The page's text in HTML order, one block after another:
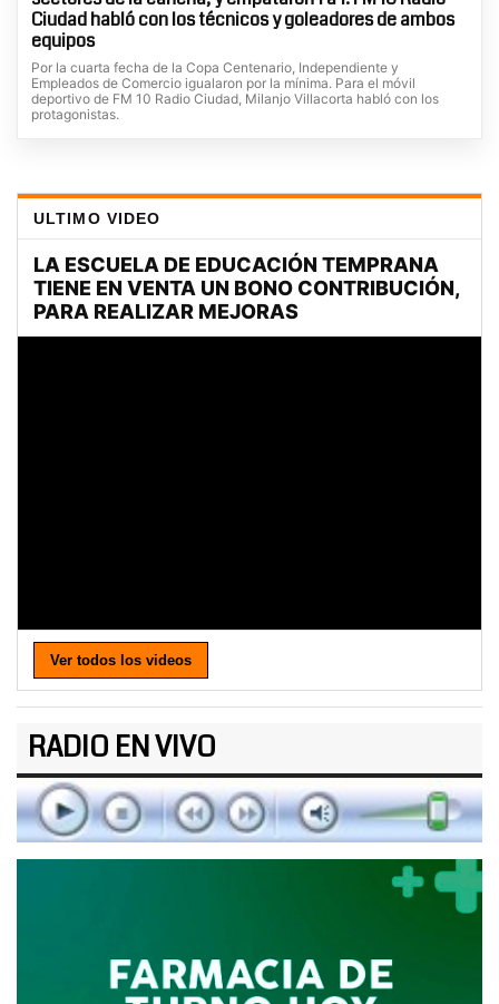
Ciudad habló con los técnicos y goleadores de ambos
equipos
Por la cuarta fecha de la Copa Centenario, Independiente y
Empleados de Comercio igualaron por la mínima. Para el móvil
deportivo de FM 10 Radio Ciudad, Milanjo Villacorta habló con los
protagonistas.
ULTIMO VIDEO
Ver todos los videos
RADIO EN VIVO